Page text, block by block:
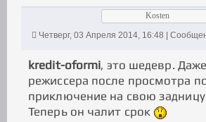
Kosten
Четверг, 03 Апреля 2014, 16:48 |
kredit-oformi, это шедевр.
режиссера после просмотра
приключение на свою задницу
Теперь он чалит срок